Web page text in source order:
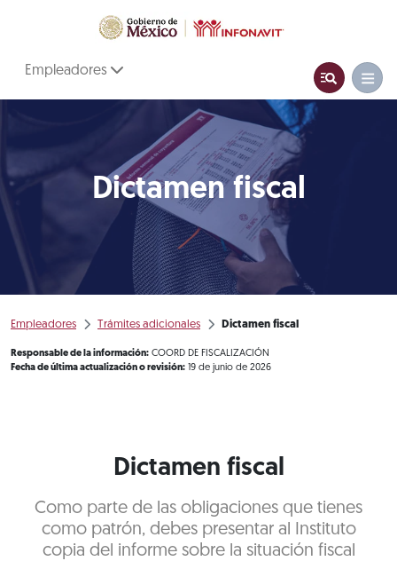
Empleadores
Dictamen fiscal
Empleadores Trámites adicionales Dictamen fiscal
Responsable de la información: COORD DE FISCALIZACIÓN
Fecha de última actualización o revisión: 19 de junio de 2026
Dictamen fiscal
Como parte de las obligaciones que tienes
como patrón, debes presentar al Instituto
copia del informe sobre la situación fiscal